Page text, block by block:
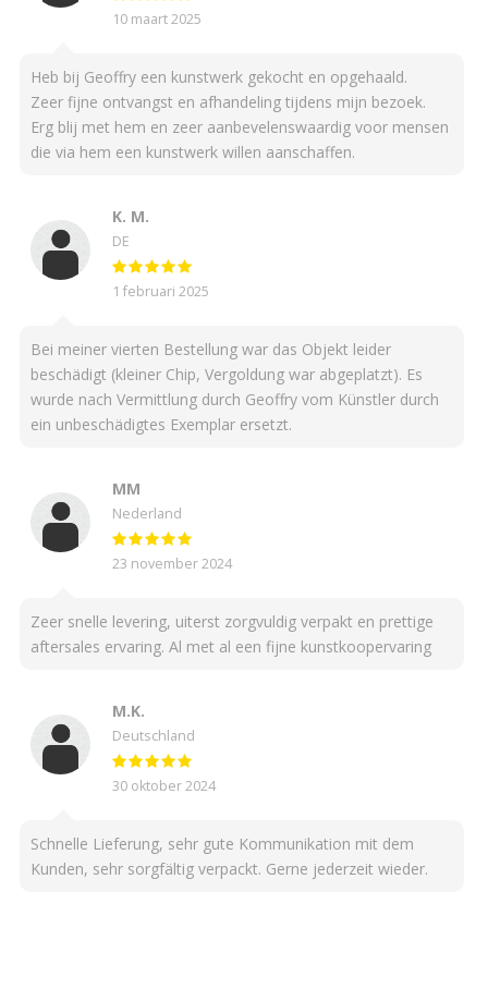
10 maart 2025
Heb bij Geoffry een kunstwerk gekocht en opgehaald.
Zeer fijne ontvangst en afhandeling tijdens mijn bezoek.
Erg blij met hem en zeer aanbevelenswaardig voor mensen
die via hem een kunstwerk willen aanschaffen.
K. M.
DE
1 februari 2025
Bei meiner vierten Bestellung war das Objekt leider
beschädigt (kleiner Chip, Vergoldung war abgeplatzt). Es
wurde nach Vermittlung durch Geoffry vom Künstler durch
ein unbeschädigtes Exemplar ersetzt.
MM
Nederland
23 november 2024
Zeer snelle levering, uiterst zorgvuldig verpakt en prettige
aftersales ervaring. Al met al een fijne kunstkoopervaring
M.K.
Deutschland
30 oktober 2024
Schnelle Lieferung, sehr gute Kommunikation mit dem
Kunden, sehr sorgfältig verpackt. Gerne jederzeit wieder.